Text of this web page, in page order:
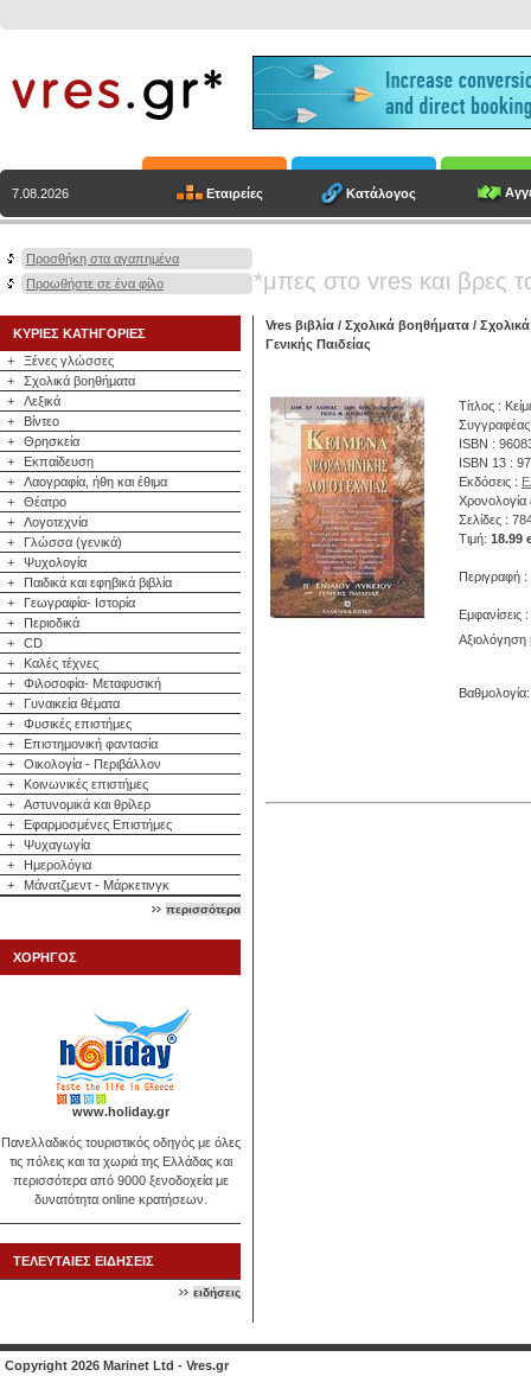
7.08.2026 Εταιρείες Κατάλογος
Προσθήκη στα αγαπημένα
Προωθήστε σε ένα φίλο
*μπες στο vres και βρες
ΚΥΡΙΕΣ ΚΑΤΗΓΟΡΙΕΣ
+
Ξένες γλώσσες
+
Σχολικά βοηθήματα
+
Λεξικά
+
Βίντεο
+
Θρησκεία
+
Εκπαίδευση
+
Λαογραφία, ήθη και έθιμα
+
Θέατρο
+
Λογοτεχνία
+
Γλώσσα (γενικά)
+
Ψυχολογία
+
Παιδικά και εφηβικά βιβλία
+
Γεωγραφία- Ιστορία
+
Περιοδικά
+
CD
+
Καλές τέχνες
+
Φιλοσοφία- Μεταφυσική
+
Γυναικεία θέματα
+
Φυσικές επιστήμες
+
Επιστημονική φαντασία
+
Οικολογία - Περιβάλλον
+
Κοινωνικές επιστήμες
+
Αστυνομικά και θρίλερ
+
Εφαρμοσμένες Επιστήμες
+
Ψυχαγωγία
+
Ημερολόγια
+
Μάνατζμεντ - Μάρκετινγκ
περισσότερα
ΧΟΡΗΓΟΣ
www.holiday.gr
Πανελλαδικός τουριστικός οδηγός με όλες
τις πόλεις και τα χωριά της Ελλάδας και
περισσότερα από 9000 ξενοδοχεία με
δυνατότητα online κρατήσεων.
ΤΕΛΕΥΤΑΙΕΣ ΕΙΔΗΣΕΙΣ
ειδήσεις
Vres βιβλία / Σχολικά βοηθήματα /
Γενικής Παιδείας
Τίτλος :
ISBN :
ISBN 13 :
Εκδόσεις :
Σελίδες :
Τιμή: 18.99
Περιγραφή :
Εμφανίσεις
Αξιολόγηση
Copyright 2026 Marinet Ltd - Vres.gr